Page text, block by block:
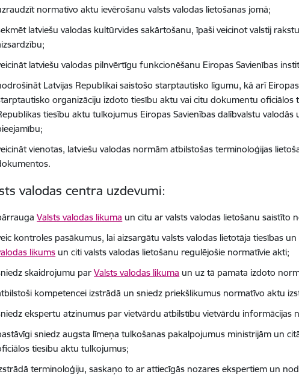
normatīvo aktu ievērošanu valsts valodas lietošanas jomā;
latviešu valodas kultūrvides sakārtošanu, īpaši veicinot valstij
latviešu valodas pilnvērtīgu funkcionēšanu Eiropas Savienības
Latvijas Republikai saistošo starptautisko līgumu, kā arī
organizāciju izdoto tiesību aktu vai citu dokumentu oficiālos
tiesību aktu tulkojumus Eiropas Savienības dalībvalstu
vienotas, latviešu valodas normām atbilstošas terminoloģijas
valodas centra uzdevumi:
Valsts valodas likuma un citu ar valsts valodas lietošanu saistīto
kontroles pasākumus, lai aizsargātu valsts valodas lietotāja tiesības
likums un citi valsts valodas lietošanu regulējošie normatīvie akti;
skaidrojumu parValsts valodas likuma un uz tā pamata izdoto
kompetencei izstrādā un sniedz priekšlikumus normatīvo aktu
ekspertu atzinumus par vietvārdu atbilstību vietvārdu informācijas
sniedz augsta līmeņa tulkošanas pakalpojumus ministrijām un
tiesību aktu tulkojumus;
terminoloģiju, saskaņo to ar attiecīgās nozares ekspertiem un